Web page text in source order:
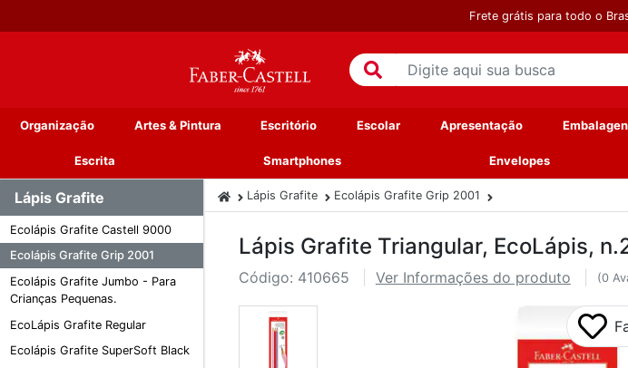
Frete grátis para todo o
Organização Artes & Pintura Escritório Escolar Apresentação
Escrita Smartphones Envelopes
Lápis Grafite
Ecolápis Grafite Castell 9000
Ecolápis Grafite Grip 2001
Ecolápis Grafite Jumbo - Para
Crianças Pequenas.
EcoLápis Grafite Regular
Ecolápis Grafite SuperSoft Black
Lápis Grafite Ecolápis Grafite Grip 2001
Lápis Grafite Triangular, EcoLápis,
Código: 410665 Ver Informações do produto (0